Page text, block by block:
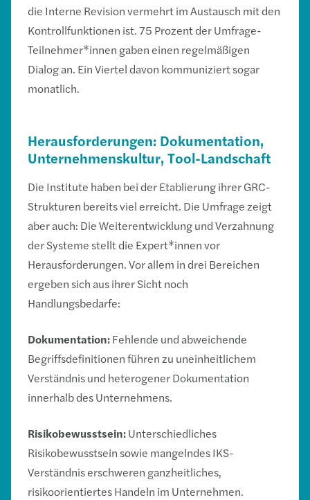
die Interne Revision vermehrt im Austausch mit den
Kontrollfunktionen ist. 75 Prozent der Umfrage-
Teilnehmer*innen gaben einen regelmäßigen
Dialog an. Ein Viertel davon kommuniziert sogar
monatlich.
Herausforderungen: Dokumentation,
Unternehmenskultur, Tool-Landschaft
Die Institute haben bei der Etablierung ihrer GRC-
Strukturen bereits viel erreicht. Die Umfrage zeigt
aber auch: Die Weiterentwicklung und Verzahnung
der Systeme stellt die Expert*innen vor
Herausforderungen. Vor allem in drei Bereichen
ergeben sich aus ihrer Sicht noch
Handlungsbedarfe:
Dokumentation:Fehlende und abweichende
Begriffsdefinitionen führen zu uneinheitlichem
Verständnis und heterogener Dokumentation
innerhalb des Unternehmens.
Risikobewusstsein:Unterschiedliches
Risikobewusstsein sowie mangelndes IKS-
Verständnis erschweren ganzheitliches,
risikoorientiertes Handeln im Unternehmen.